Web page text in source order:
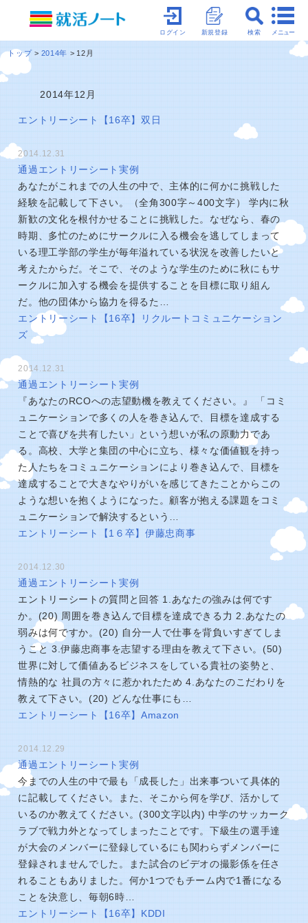
メニュー
検索
新規登録
ログイン
トップ 2014年 12月
2014年12月
エントリーシート【16卒】双日
2014.12.31
通過エントリーシート実例
あなたがこれまでの人生の中で、主体的に何かに挑戦した
経験を記載して下さい。（全角300字～400文字） 学内に秋
新歓の文化を根付かせることに挑戦した。なぜなら、春の
時期、多忙のためにサークルに入る機会を逃してしまって
いる理工学部の学生が毎年溢れている状況を改善したいと
考えたからだ。そこで、そのような学生のために秋にもサ
ークルに加入する機会を提供することを目標に取り組ん
だ。他の団体から協力を得るた…
エントリーシート【16卒】リクルートコミュニケーション
ズ
2014.12.31
通過エントリーシート実例
『あなたのRCOへの志望動機を教えてください。』 「コミ
ュニケーションで多くの人を巻き込んで、目標を達成する
ことで喜びを共有したい」という想いが私の原動力であ
る。高校、大学と集団の中心に立ち、様々な価値観を持っ
た人たちをコミュニケーションにより巻き込んで、目標を
達成することで大きなやりがいを感じてきたことからこの
ような想いを抱くようになった。顧客が抱える課題をコミ
ュニケーションで解決するという…
エントリーシート【1６卒】伊藤忠商事
2014.12.30
通過エントリーシート実例
エントリーシートの質問と回答 1.あなたの強みは何です
か。(20) 周囲を巻き込んで目標を達成できる力 2.あなたの
弱みは何ですか。(20) 自分一人で仕事を背負いすぎてしま
うこと 3.伊藤忠商事を志望する理由を教えて下さい。(50)
世界に対して価値あるビジネスをしている貴社の姿勢と、
情熱的な 社員の方々に惹かれたため 4.あなたのこだわりを
教えて下さい。(20) どんな仕事にも…
エントリーシート【16卒】Amazon
2014.12.29
通過エントリーシート実例
今までの人生の中で最も「成長した」出来事ついて具体的
に記載してください。また、そこから何を学び、活かして
いるのか教えてください。(300文字以内) 中学のサッカーク
ラブで戦力外となってしまったことです。下級生の選手達
が大会のメンバーに登録しているにも関わらずメンバーに
登録されませんでした。また試合のビデオの撮影係を任さ
れることもありました。何か1つでもチーム内で1番になる
ことを決意し、毎朝6時…
エントリーシート【16卒】KDDI